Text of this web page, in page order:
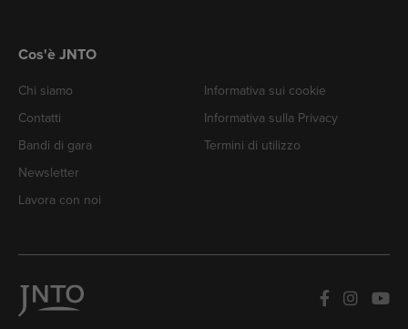
Cos'è JNTO
Chi siamo
Contatti
Bandi di gara
Newsletter
Lavora con noi
Informativa sui cookie
Informativa sulla Privacy
Termini di utilizzo